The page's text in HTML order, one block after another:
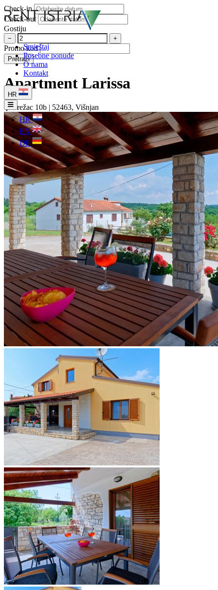
Smještaj
Posebne ponude
O nama
Kontakt
HR
HR
EN
DE
Check-in
Check-out
Gostiju
− +
Promo kod
Pretraži
Apartment Larissa
Brežac 10b | 52463, Višnjan